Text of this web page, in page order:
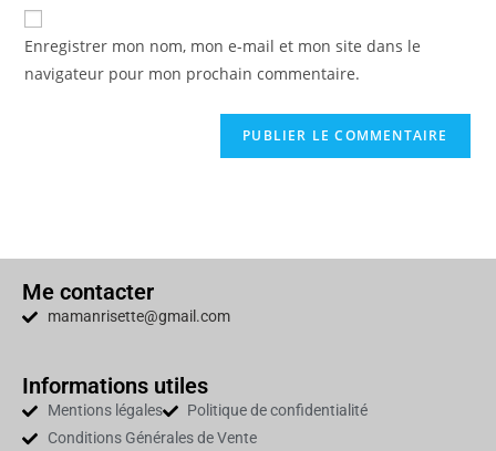
Enregistrer mon nom, mon e-mail et mon site dans le
navigateur pour mon prochain commentaire.
Me contacter
mamanrisette@gmail.com
Informations utiles
Mentions légales
Politique de confidentialité
Conditions Générales de Vente